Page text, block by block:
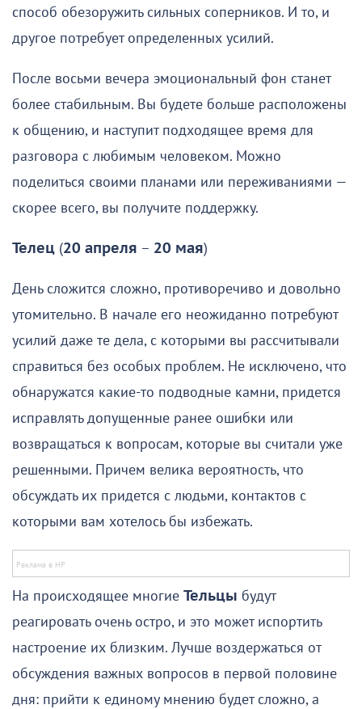
способ обезоружить сильных соперников. И то, и
другое потребует определенных усилий.
После восьми вечера эмоциональный фон станет
более стабильным. Вы будете больше расположены
к общению, и наступит подходящее время для
разговора с любимым человеком. Можно
поделиться своими планами или переживаниями —
скорее всего, вы получите поддержку.
Телец (20 апреля – 20 мая)
День сложится сложно, противоречиво и довольно
утомительно. В начале его неожиданно потребуют
усилий даже те дела, с которыми вы рассчитывали
справиться без особых проблем. Не исключено, что
обнаружатся какие-то подводные камни, придется
исправлять допущенные ранее ошибки или
возвращаться к вопросам, которые вы считали уже
решенными. Причем велика вероятность, что
обсуждать их придется с людьми, контактов с
которыми вам хотелось бы избежать.
На происходящее многие Тельцы будут
реагировать очень остро, и это может испортить
настроение их близким. Лучше воздержаться от
обсуждения важных вопросов в первой половине
дня: прийти к единому мнению будет сложно, а